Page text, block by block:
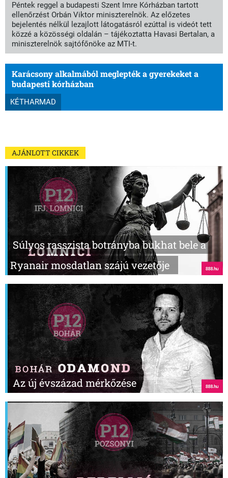
Péntek reggel a budapesti Szent Imre Kórházban tartott
ellenőrzést Orbán Viktor miniszterelnök. Az előzetes
bejelentés nélkül lezajlott látogatásról ezúttal is videót tett
közzé a közösségi oldalán – tájékoztatta Havasi Bertalan, a
miniszterelnök sajtófőnöke az MTI-t.
Karácsony alkalmából meglepték a gyerekeket a
budapesti kórházban
KÉTHARMAD
AJÁNLOTT CIKKEK
Súlyos rasszista botrányba bukhat bele a
Ryanair mosdatlan szájú vezetője
Az új évszázad mérkőzése